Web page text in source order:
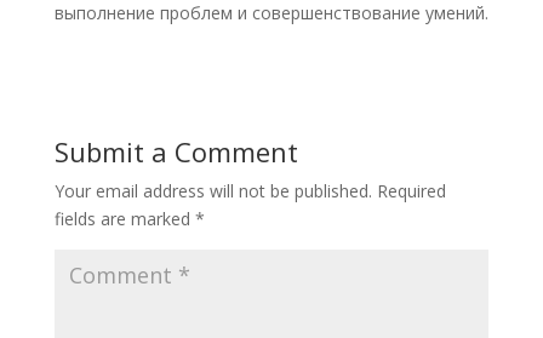
выполнение проблем и совершенствование умений.
Submit a Comment
Your email address will not be published. Required
fields are marked *